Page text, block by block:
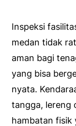
Inspeksi
medan tidak
aman bagi
yang bisa
nyata.
tangga, lereng
hambatan fisik